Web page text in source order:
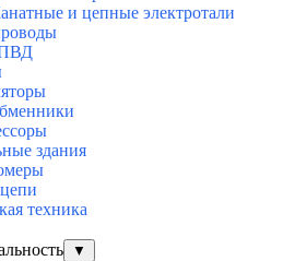
и цепные электротали
здания
техника
▼